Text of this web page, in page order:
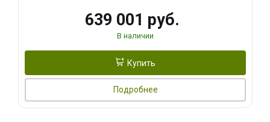
639 001 руб.
В наличии
Купить
Подробнее